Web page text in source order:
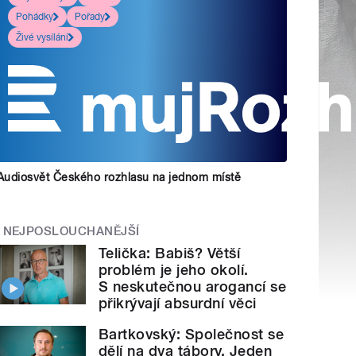
Pohádky
Pořady
Živé vysílání
Českého rozhlasu na jednom místě
NEJPOSLOUCHANĚJŠÍ
Telička: Babiš? Větší
problém je jeho okolí.
S neskutečnou arogancí se
přikrývají absurdní věci
Bartkovský: Společnost se
dělí na dva tábory. Jeden